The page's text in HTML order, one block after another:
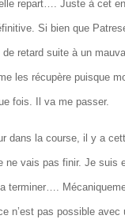
repart…. Juste à cet
Si bien que
retard suite à un
les récupère puisque
fois. Il va me passer.
dans la course, il y a
ne vais pas finir. Je suis
terminer….
n’est pas possible avec